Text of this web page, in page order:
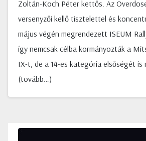
Zoltán-Koch Péter kettős. Az
versenyzői kellő tisztelettel és
május végén megrendezett ISEUM
így nemcsak célba kormányozták a
IX-t, de a 14-es kategória elsőségét is
(tovább…)